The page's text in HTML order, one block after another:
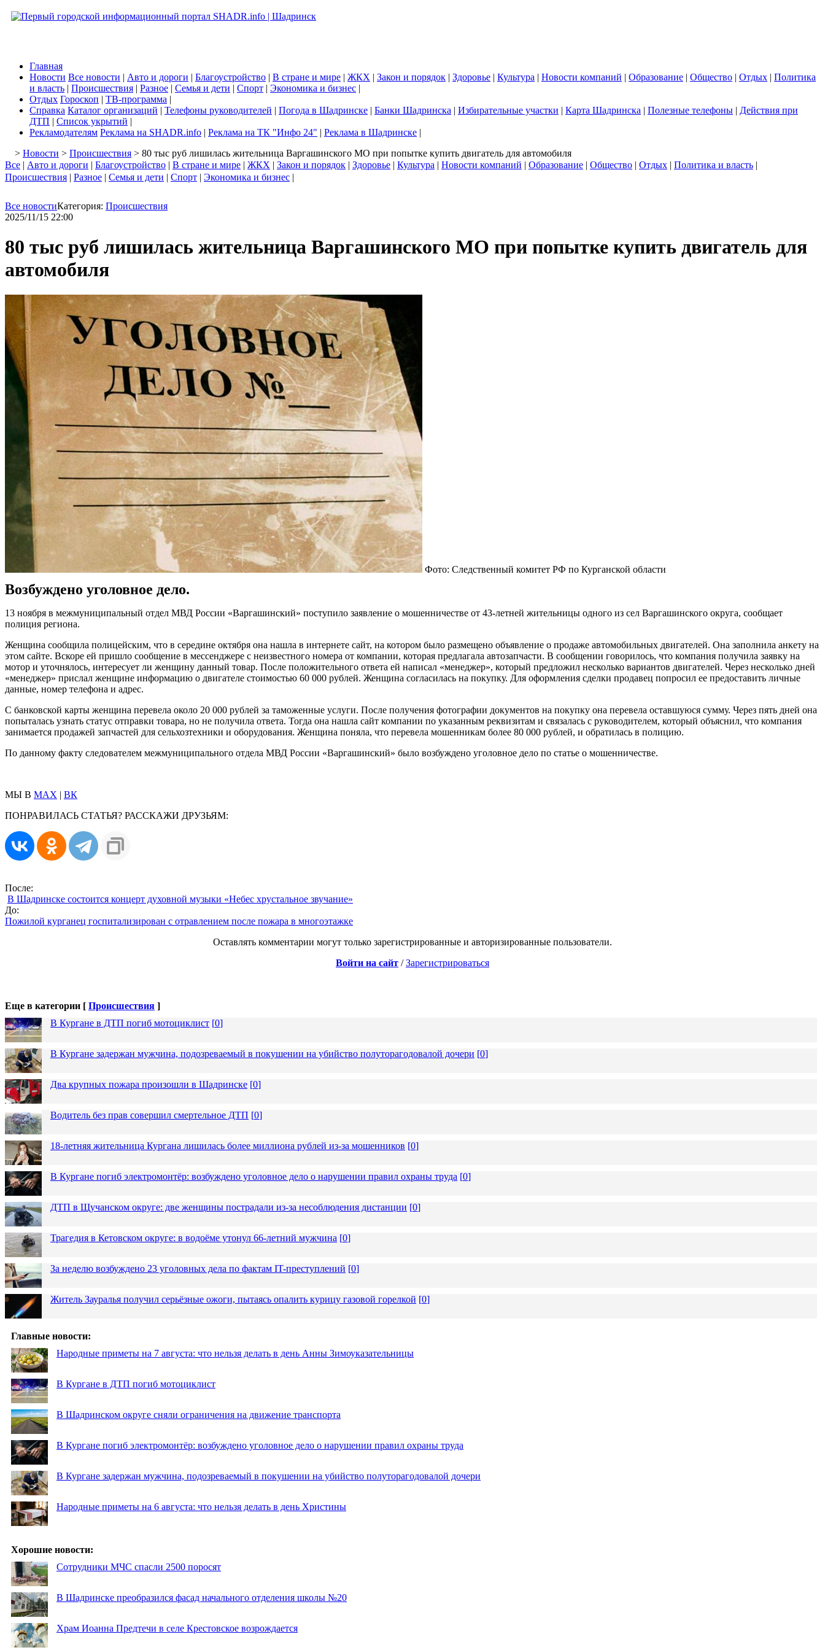
Главная
Новости Все новости | Авто и дороги | Благоустройство | В стране и мире | ЖКХ | Закон и порядок | Здоровье | Культура | Новости компаний | Образование | Общество | Отдых | Политика
и власть | Происшествия | Разное | Семья и дети | Спорт | Экономика и бизнес |
Отдых Гороскоп | ТВ-программа |
Справка Каталог организаций | Телефоны руководителей | Погода в Шадринске | Банки Шадринска | Избирательные участки | Карта Шадринска | Полезные телефоны | Действия при
ДТП | Список укрытий |
Рекламодателям Реклама на SHADR.info | Реклама на ТК "Инфо 24" | Реклама в Шадринске |
> Новости > Происшествия > 80 тыс руб лишилась жительница Варгашинского МО при попытке купить двигатель для автомобиля
Все | Авто и дороги | Благоустройство | В стране и мире | ЖКХ | Закон и порядок | Здоровье | Культура | Новости компаний | Образование | Общество | Отдых | Политика и власть |
Происшествия | Разное | Семья и дети | Спорт | Экономика и бизнес |
Все новостиКатегория: Происшествия
2025/11/15 22:00
80 тыс руб лишилась жительница Варгашинского МО при попытке купить двигатель для
автомобиля
Фото: Следственный комитет РФ по Курганской области
Возбуждено уголовное дело.
13 ноября в межмуниципальный отдел МВД России «Варгашинский» поступило заявление о мошенничестве от 43-летней жительницы одного из сел Варгашинского округа, сообщает
полиция региона.
Женщина сообщила полицейским, что в середине октября она нашла в интернете сайт, на котором было размещено объявление о продаже автомобильных двигателей. Она заполнила анкету на
этом сайте. Вскоре ей пришло сообщение в мессенджере с неизвестного номера от компании, которая предлагала автозапчасти. В сообщении говорилось, что компания получила заявку на
мотор и уточнялось, интересует ли женщину данный товар. После положительного ответа ей написал «менеджер», который предложил несколько вариантов двигателей. Через несколько дней
«менеджер» прислал женщине информацию о двигателе стоимостью 60 000 рублей. Женщина согласилась на покупку. Для оформления сделки продавец попросил ее предоставить личные
данные, номер телефона и адрес.
С банковской карты женщина перевела около 20 000 рублей за таможенные услуги. После получения фотографии документов на покупку она перевела оставшуюся сумму. Через пять дней она
попыталась узнать статус отправки товара, но не получила ответа. Тогда она нашла сайт компании по указанным реквизитам и связалась с руководителем, который объяснил, что компания
занимается продажей запчастей для сельхозтехники и оборудования. Женщина поняла, что перевела мошенникам более 80 000 рублей, и обратилась в полицию.
По данному факту следователем межмуниципального отдела МВД России «Варгашинский» было возбуждено уголовное дело по статье о мошенничестве.
МЫ В MAX | ВК
ПОНРАВИЛАСЬ СТАТЬЯ? РАССКАЖИ ДРУЗЬЯМ:
После:
В Шадринске состоится концерт духовной музыки «Небес хрустальное звучание»
До:
Пожилой курганец госпитализирован с отравлением после пожара в многоэтажке
Оставлять комментарии могут только зарегистрированные и авторизированные пользователи.
Войти на сайт /Зарегистрироваться
Еще в категории [ Происшествия ]
В Кургане в ДТП погиб мотоциклист [0]
В Кургане задержан мужчина, подозреваемый в покушении на убийство полуторагодовалой дочери [0]
Два крупных пожара произошли в Шадринске [0]
Водитель без прав совершил смертельное ДТП [0]
18-летняя жительница Кургана лишилась более миллиона рублей из-за мошенников [0]
В Кургане погиб электромонтёр: возбуждено уголовное дело о нарушении правил охраны труда [0]
ДТП в Щучанском округе: две женщины пострадали из-за несоблюдения дистанции [0]
Трагедия в Кетовском округе: в водоёме утонул 66-летний мужчина [0]
За неделю возбуждено 23 уголовных дела по фактам IT-преступлений [0]
Житель Зауралья получил серьёзные ожоги, пытаясь опалить курицу газовой горелкой [0]
Главные новости:
Народные приметы на 7 августа: что нельзя делать в день Анны Зимоуказательницы
В Кургане в ДТП погиб мотоциклист
В Шадринском округе сняли ограничения на движение транспорта
В Кургане погиб электромонтёр: возбуждено уголовное дело о нарушении правил охраны труда
В Кургане задержан мужчина, подозреваемый в покушении на убийство полуторагодовалой дочери
Народные приметы на 6 августа: что нельзя делать в день Христины
Хорошие новости:
Сотрудники МЧС спасли 2500 поросят
В Шадринске преобразился фасад начального отделения школы №20
Храм Иоанна Предтечи в селе Крестовское возрождается